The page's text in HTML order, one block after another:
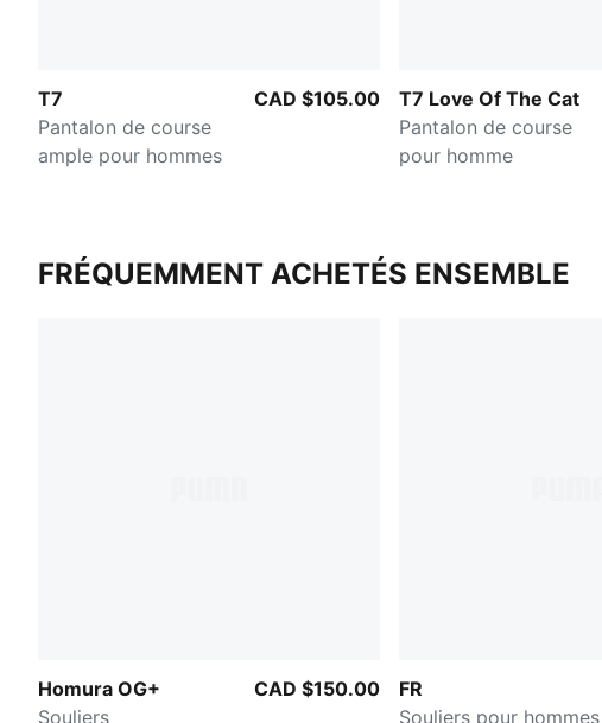
T7
Pantalon de course
ample pour hommes
CAD $105.00
T7 Love Of The Cat
Pantalon de course
pour homme
FRÉQUEMMENT ACHETÉS ENSEMBLE
Homura OG+
Souliers
CAD $150.00
FR
Souliers pour hommes